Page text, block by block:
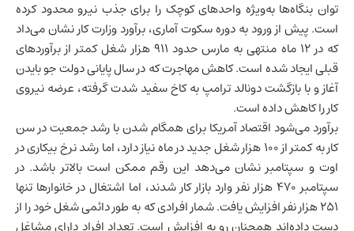
توان بنگاه‌ها به‌ویژه واحدهای کوچک را برای جذب نیرو محدود کرده
است. پیش از ورود به دوره سکوت آماری، برآورد وزارت کار نشان می‌داد
که در ۱۲ ماه منتهی به مارس حدود ۹۱۱ هزار شغل کمتر از برآوردهای
قبلی ایجاد شده است. کاهش مهاجرت که در سال پایانی دولت جو بایدن
آغاز و با بازگشت دونالد ترامپ به کاخ سفید شدت گرفته، عرضه نیروی
کار را کاهش داده است.
برآورد می‌شوداقتصاد آمریکابرای همگام شدن با رشد جمعیت در سن
کار به کمتر از ۱۰۰ هزار شغل جدید در ماه نیاز دارد، اما رشد نرخ بیکاری در
اوت و سپتامبر نشان می‌دهد این رقم ممکن است بالاتر باشد. در
سپتامبر ۴۷۰ هزار نفر وارد بازار کار شدند، اما اشتغال در خانوارها تنها
۲۵۱ هزار نفر افزایش یافت. شمار افرادی که به طور دائمی شغل خود را از
دست داده‌اند همچنان رو به افزایش است. تعداد افراد دارای مشاغل